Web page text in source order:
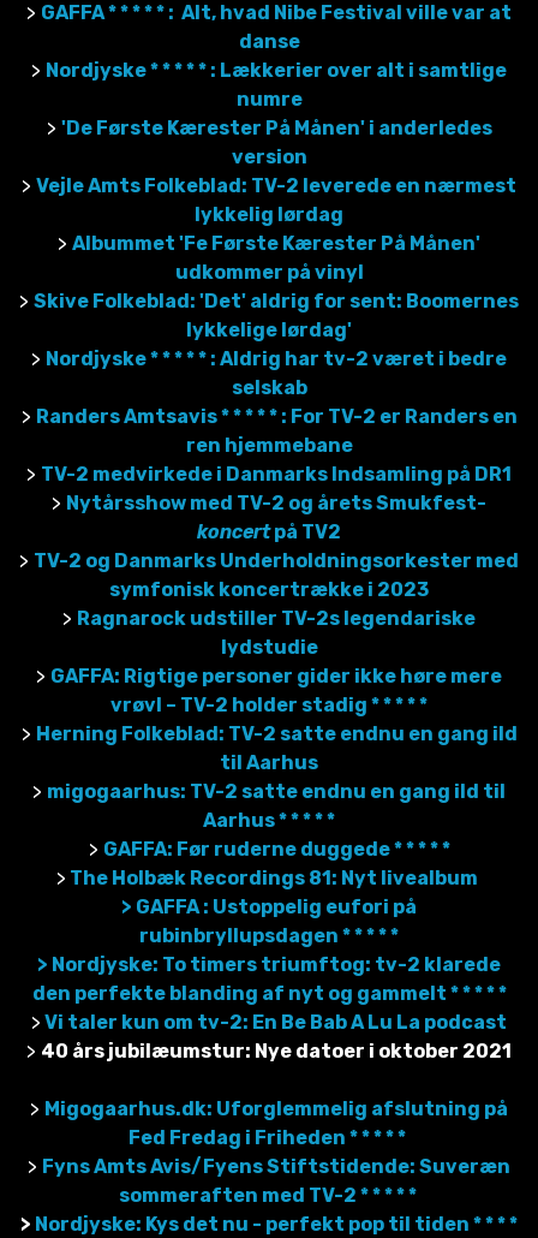
> GAFFA * * * * * : Alt, hvad Nibe Festival ville var at
danse
> Nordjyske * * * * * : Lækkerier over alt i samtlige
numre
> 'De Første Kærester På Månen' i anderledes
version
> Vejle Amts Folkeblad: TV-2 leverede en nærmest
lykkelig lørdag
> Albummet 'Fe Første Kærester På Månen'
udkommer på vinyl
> Skive Folkeblad: 'Det' aldrig for sent: Boomernes
lykkelige lørdag'
> Nordjyske * * * * * : Aldrig har tv-2 været i bedre
selskab
> Randers Amtsavis * * * * * : For TV-2 er Randers en
ren hjemmebane
> TV-2 medvirkede i Danmarks Indsamling på DR1
> Nytårsshow med TV-2 og årets Smukfest-
koncertpå TV2
> TV-2 og Danmarks Underholdningsorkester med
symfonisk koncertrække i 2023
> Ragnarock udstiller TV-2s legendariske
lydstudie
> GAFFA: Rigtige personer gider ikke høre mere
vrøvl – TV-2 holder stadig * * * * *
> Herning Folkeblad: TV-2 satte endnu en gang ild
til Aarhus
> migogaarhus: TV-2 satte endnu en gang ild til
Aarhus * * * * *
> GAFFA: Før ruderne duggede * * * * *
> The Holbæk Recordings 81: Nyt livealbum
> GAFFA : Ustoppelig eufori på
rubinbryllupsdagen * * * * *
> Nordjyske: To timers triumftog: tv-2 klarede
den perfekte blanding af nyt og gammelt * * * * *
> Vi taler kun om tv-2: En Be Bab A Lu La podcast
> 40 års jubilæumstur: Nye datoer i oktober 2021
> Migogaarhus.dk: Uforglemmelig afslutning på
Fed Fredag i Friheden * * * * *
> Fyns Amts Avis/Fyens Stiftstidende: Suveræn
sommeraften med TV-2 * * * * *
> Nordjyske: Kys det nu - perfekt pop til tiden * * * *